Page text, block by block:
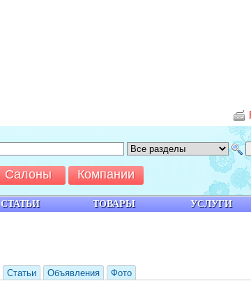
Статьи Объявления Фото
СТАТЬИ ТОВАРЫ УСЛУГИ
Салоны Компании